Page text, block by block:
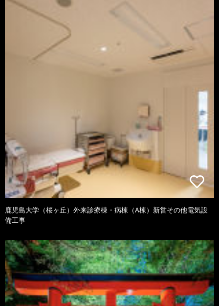
鹿児島大学（桜ヶ丘）外来診療棟・病棟（A棟）新営その他電気設
備工事